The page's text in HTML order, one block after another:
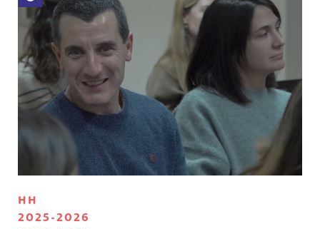
HH
2025-2026